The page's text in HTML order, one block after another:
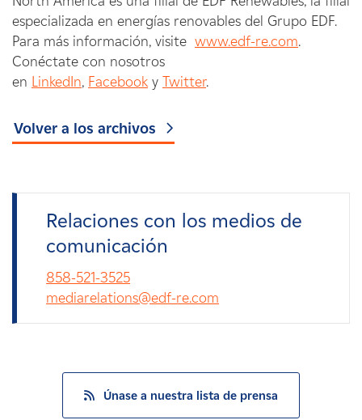
especializada en energías renovables del Grupo EDF.
Para más información, visite www.edf-re.com.
Conéctate con nosotros
en LinkedIn, Facebook y Twitter.
Volver a los archivos
Relaciones con los medios de
comunicación
858-521-3525
mediarelations@edf-re.com
Únase a nuestra lista de prensa